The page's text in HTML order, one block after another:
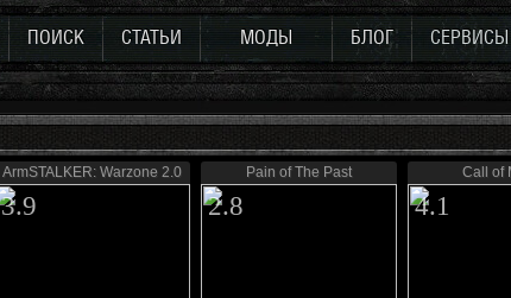
ПОИСК СТАТЬИ МОДЫ БЛОГ СЕРВИСЫ
ArmSTALKER: Warzone 2.0
3.9
Pain of The Past
2.8
Call of
4.1